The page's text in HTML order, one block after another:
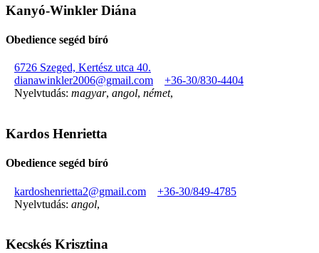
Kanyó-Winkler Diána
Obedience segéd bíró
6726 Szeged, Kertész utca 40.
dianawinkler2006@gmail.com
+36-30/830-4404
Nyelvtudás: magyar, angol, német,
Kardos Henrietta
Obedience segéd bíró
kardoshenrietta2@gmail.com
+36-30/849-4785
Nyelvtudás: angol,
Kecskés Krisztina